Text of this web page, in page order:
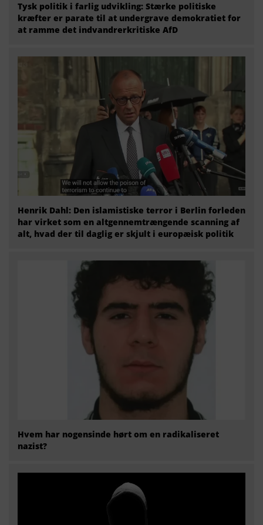
Tysk politik i farlig udvikling: Stærke politiske
kræfter er parate til at undergrave demokratiet for
at ramme det indvandrerkritiske AfD
Henrik Dahl: Den islamistiske terror i Berlin forleden
har virket som en altgennemtrængende scanning af
alt, hvad der til daglig er skjult i europæisk politik
Hvem har nogensinde hørt om en radikaliseret
nazist?